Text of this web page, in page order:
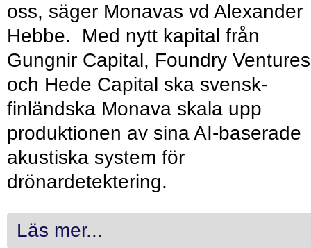
oss, säger Monavas vd Alexander
Hebbe. Med nytt kapital från
Gungnir Capital, Foundry Ventures
och Hede Capital ska svensk-
finländska Monava skala upp
produktionen av sina AI-baserade
akustiska system för
drönardetektering.
Läs mer...